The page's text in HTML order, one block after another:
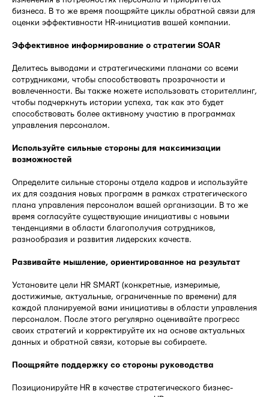
бизнеса. В то же время поощряйте циклы обратной связи для
оценки эффективности HR-инициатив вашей компании.
Эффективное информирование о стратегии SOAR
Делитесь выводами и стратегическими планами со всеми
сотрудниками, чтобы способствовать прозрачности и
вовлеченности. Вы также можете использовать сторителлинг,
чтобы подчеркнуть истории успеха, так как это будет
способствовать более активному участию в программах
управления персоналом.
Используйте сильные стороны для максимизации
возможностей
Определите сильные стороны отдела кадров и используйте
их для создания новых программ в рамках стратегического
плана управления персоналом вашей организации. В то же
время согласуйте существующие инициативы с новыми
тенденциями в области благополучия сотрудников,
разнообразия и развития лидерских качеств.
Развивайте мышление, ориентированное на результат
Установите цели HR SMART (конкретные, измеримые,
достижимые, актуальные, ограниченные по времени) для
каждой планируемой вами инициативы в области управления
персоналом. После этого регулярно оценивайте прогресс
своих стратегий и корректируйте их на основе актуальных
данных и обратной связи, которые вы собираете.
Поощряйте поддержку со стороны руководства
Позиционируйте HR в качестве стратегического бизнес-